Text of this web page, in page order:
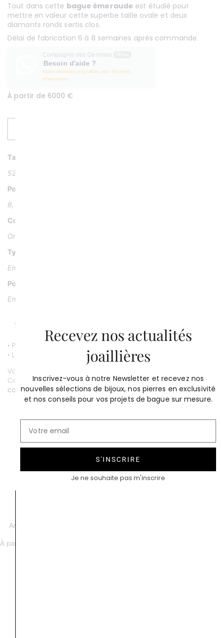
Tout dans cette bague émeraude est étudié pour
mettre en valeur cette superbe taille ovale et deux
diamants ronds sertis clos.
Délai de fabrication 6 à 8 semaines après commande.
Compagnie des Gemmes
Besoin d'aide ?
Nous sommes joignables aux horaires
d'ouverture
À partir de 6000 €
Taille
52
Poids
8, 30 g
Couleur
Or blanc 18k ou 750/1000
Type Pierre
Emeraude
Poids Pierre
Emeraude: 1, 41 carat et 2 diamants pour 0, 14 carat
• Paiement par CB entièrement sécurisé.
• Livraison gratuite.
Vous souhaitez personnaliser ce bijou ?
Contactez-nous au01 53 81 69 08
contact@compagniedesgemmes.com
Antoinette Jour de fiançailles
À partir de 3600 €
Recevez nos actualités
joaillières
Inscrivez-vous à notre Newsletter et recevez nos
nouvelles sélections de bijoux, nos pierres en exclusivité
et nos conseils pour vos projets de bague sur mesure.
S'INSCRIRE
Je ne souhaite pas m'inscrire